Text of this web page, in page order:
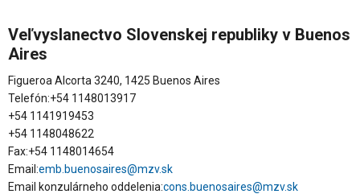
Veľvyslanectvo Slovenskej republiky v Buenos
Aires
Figueroa Alcorta 3240, 1425 Buenos Aires
Telefón:+54 1148013917
+54 1141919453
+54 1148048622
Fax:+54 1148014654
Email:emb.buenosaires@mzv.sk
Email konzulárneho oddelenia:cons.buenosaires@mzv.sk